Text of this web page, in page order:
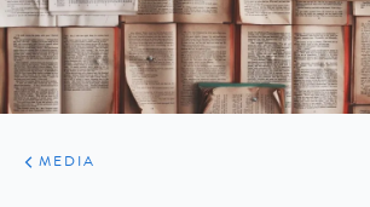
ARTIKELEN
VARIA
MEDIA